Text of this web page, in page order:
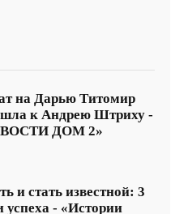
на Дарью Титомир
к Андрею Штриху -
ДОМ 2»
и стать известной: 3
успеха - «Истории